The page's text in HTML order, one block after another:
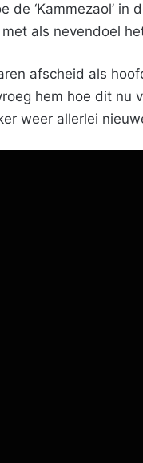
de ‘Kammezaol’
als nevendoel
afscheid als
hem hoe dit nu
weer allerlei